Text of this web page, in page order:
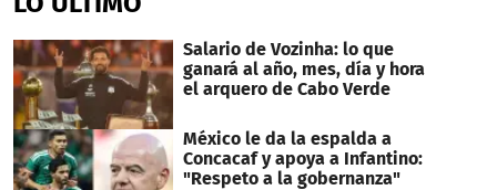
Salario de Vozinha: lo que
ganará al año, mes, día y hora
el arquero de Cabo Verde
México le da la espalda a
Concacaf y apoya a Infantino:
"Respeto a la gobernanza"